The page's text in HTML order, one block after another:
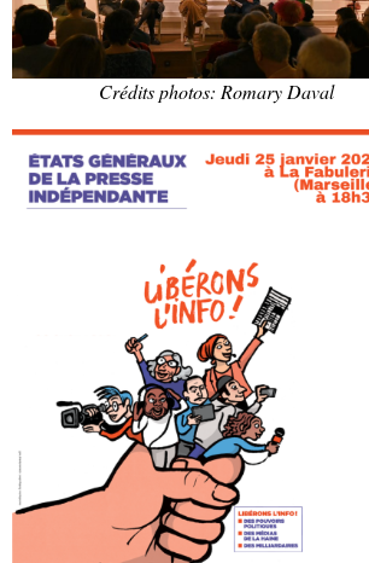
Crédits photos: Romary Daval